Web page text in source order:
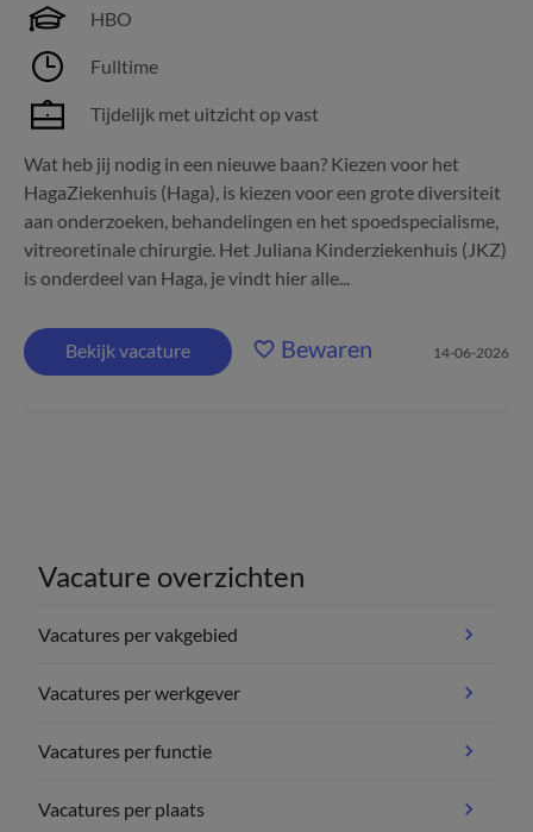
HBO
Fulltime
Tijdelijk met uitzicht op vast
Wat heb jij nodig in een nieuwe baan? Kiezen voor het
HagaZiekenhuis (Haga), is kiezen voor een grote diversiteit
aan onderzoeken, behandelingen en het spoedspecialisme,
vitreoretinale chirurgie. Het Juliana Kinderziekenhuis (JKZ)
is onderdeel van Haga, je vindt hier alle...
Bekijk vacature Bewaren 14-06-2026
Vacature overzichten
Vacatures per vakgebied
Vacatures per werkgever
Vacatures per functie
Vacatures per plaats